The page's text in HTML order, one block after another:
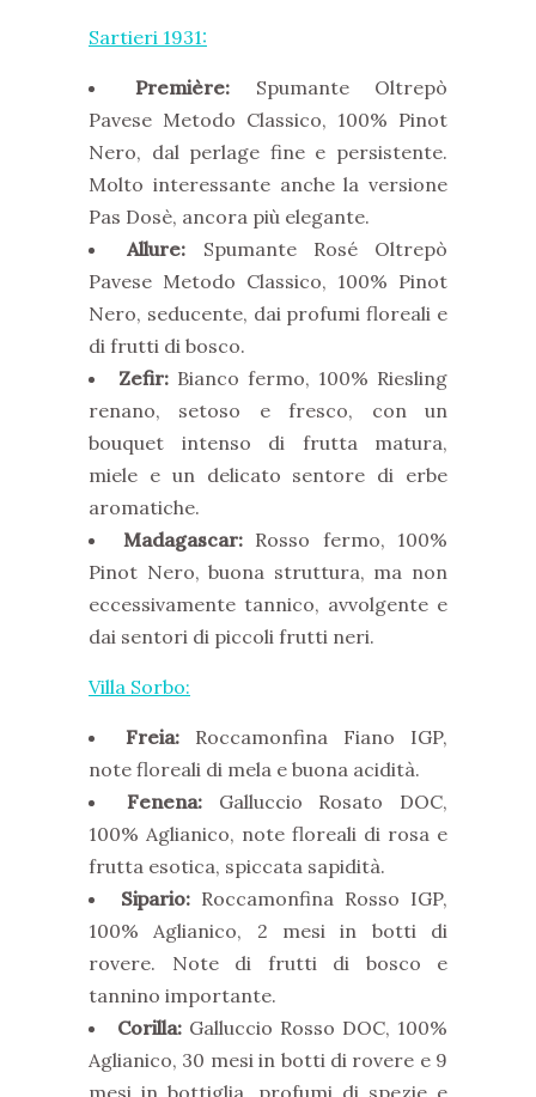
Sartieri 1931:
Première: Spumante Oltrepò
Pavese Metodo Classico, 100% Pinot
Nero, dal perlage fine e persistente.
Molto interessante anche la versione
Pas Dosè, ancora più elegante.
Allure: Spumante Rosé Oltrepò
Pavese Metodo Classico, 100% Pinot
Nero, seducente, dai profumi floreali e
di frutti di bosco.
Zefir: Bianco fermo, 100% Riesling
renano, setoso e fresco, con un
bouquet intenso di frutta matura,
miele e un delicato sentore di erbe
aromatiche.
Madagascar:Rosso fermo, 100%
Pinot Nero, buona struttura, ma non
eccessivamente tannico, avvolgente e
dai sentori di piccoli frutti neri.
Villa Sorbo:
Freia: Roccamonfina Fiano IGP,
note floreali di mela e buona acidità.
Fenena:Galluccio Rosato DOC,
100% Aglianico, note floreali di rosa e
frutta esotica, spiccata sapidità.
Sipario: Roccamonfina Rosso IGP,
100% Aglianico, 2 mesi in botti di
rovere. Note di frutti di bosco e
tannino importante.
Corilla: Galluccio Rosso DOC, 100%
Aglianico, 30 mesi in botti di rovere e 9
mesi in bottiglia, profumi di spezie e